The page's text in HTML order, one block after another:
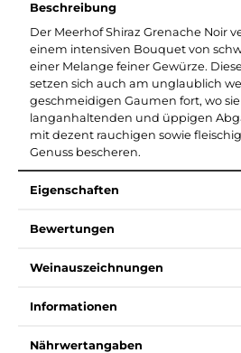
Beschreibung
Der Meerhof Shiraz Grenache Noir
einem intensiven Bouquet von
einer Melange feiner Gewürze.
setzen sich auch am unglaublich
geschmeidigen Gaumen fort, wo
langanhaltenden und üppigen
mit dezent rauchigen sowie
Genuss bescheren.
Eigenschaften
Bewertungen
Weinauszeichnungen
Informationen
Nährwertangaben